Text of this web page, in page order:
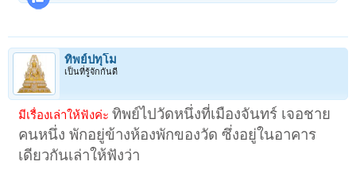
ทิพย์ปทุโม
เป็นที่รู้จักกันดี
มีเรื่องเล่าให้ฟังค่ะทิพย์ไปวัดหนึ่งที่เมืองจันทร์ เจอชาย
คนหนึ่ง พักอยู่ข้างห้องพักของวัด ซึ่งอยู่ในอาคาร
เดียวกันเล่าให้ฟังว่า